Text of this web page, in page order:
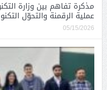
عملية الرقمنة والتحوّل
05/15/2026